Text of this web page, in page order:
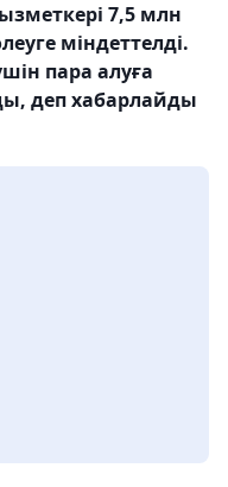
7,5 млн
міндеттелді.
пара алуға
деп хабарлайды